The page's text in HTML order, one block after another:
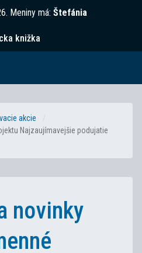
. Meniny má: Štefánia
knižka
akcie
Najzaujímavejšie podujatie
novinky